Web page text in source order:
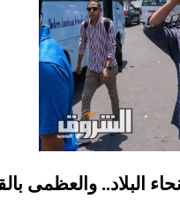
البلاد.. والعظمى